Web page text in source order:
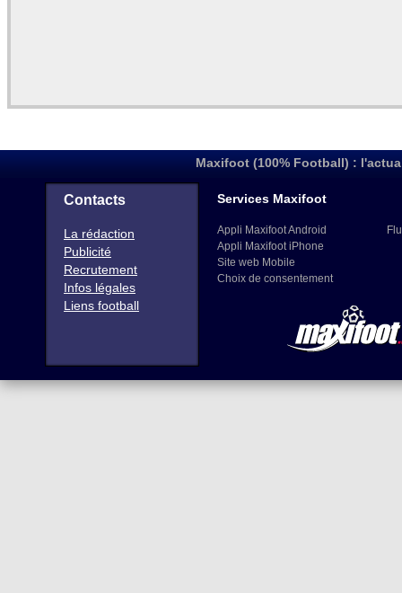
Maxifoot (100% Football) :
Contacts
La rédaction
Publicité
Recrutement
Infos légales
Liens football
Services Maxifoot
Appli Maxifoot Android
Appli Maxifoot iPhone
Site web Mobile
Choix de consentement